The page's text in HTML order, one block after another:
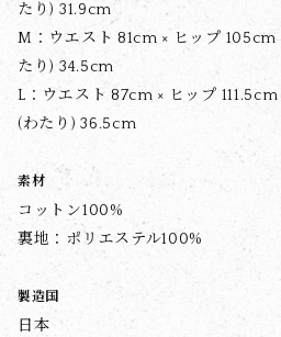
たり) 31.9cm
M：ウエスト 81cm × ヒップ
たり) 34.5cm
L：ウエスト 87cm × ヒップ
(わたり) 36.5cm
素材
コットン100%
裏地：ポリエステル100%
製造国
日本